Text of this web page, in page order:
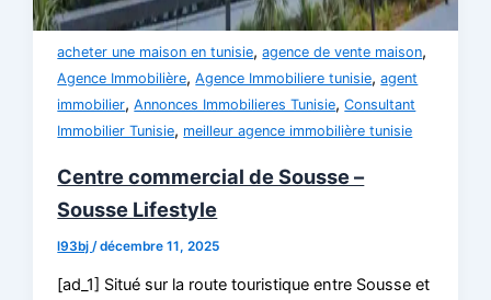
acheter une maison en tunisie,agence de vente maison,
Agence Immobilière,Agence Immobiliere tunisie,agent
immobilier,Annonces Immobilieres Tunisie,Consultant
Immobilier Tunisie, meilleur agence immobilière tunisie
Centre commercial de Sousse –
Sousse Lifestyle
l93bj /décembre 11, 2025
[ad_1] Situé sur la route touristique entre Sousse et